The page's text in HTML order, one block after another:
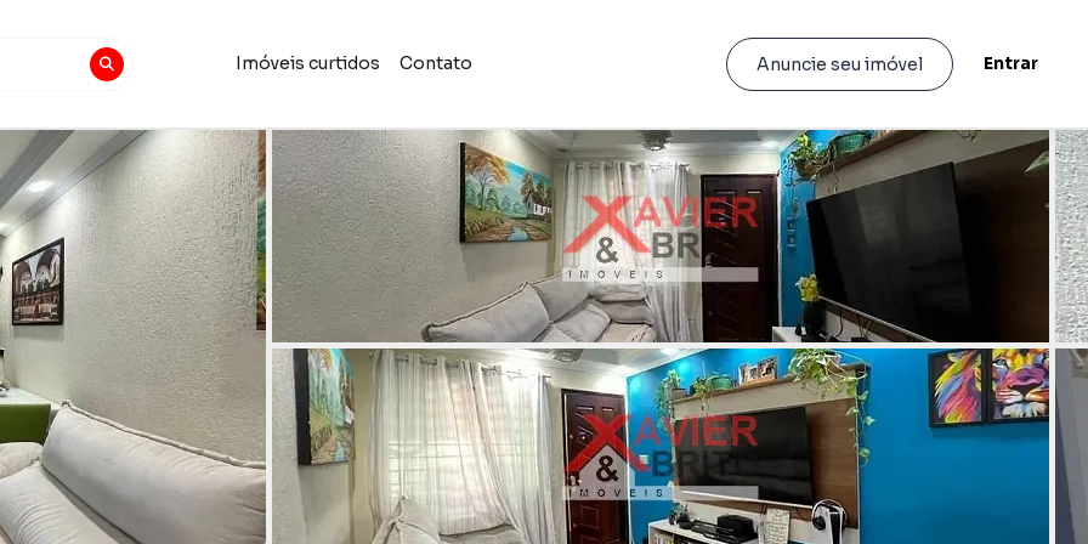
Imóveis curtidos Contato Anuncie seu imóvel Entrar